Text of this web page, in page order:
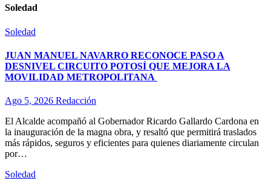
Soledad
Soledad
JUAN MANUEL NAVARRO RECONOCE PASO A
DESNIVEL CIRCUITO POTOSÍ QUE MEJORA LA
MOVILIDAD METROPOLITANA
Ago 5, 2026 Redacción
El Alcalde acompañó al Gobernador Ricardo Gallardo Cardona en
la inauguración de la magna obra, y resaltó que permitirá traslados
más rápidos, seguros y eficientes para quienes diariamente circulan
por…
Soledad